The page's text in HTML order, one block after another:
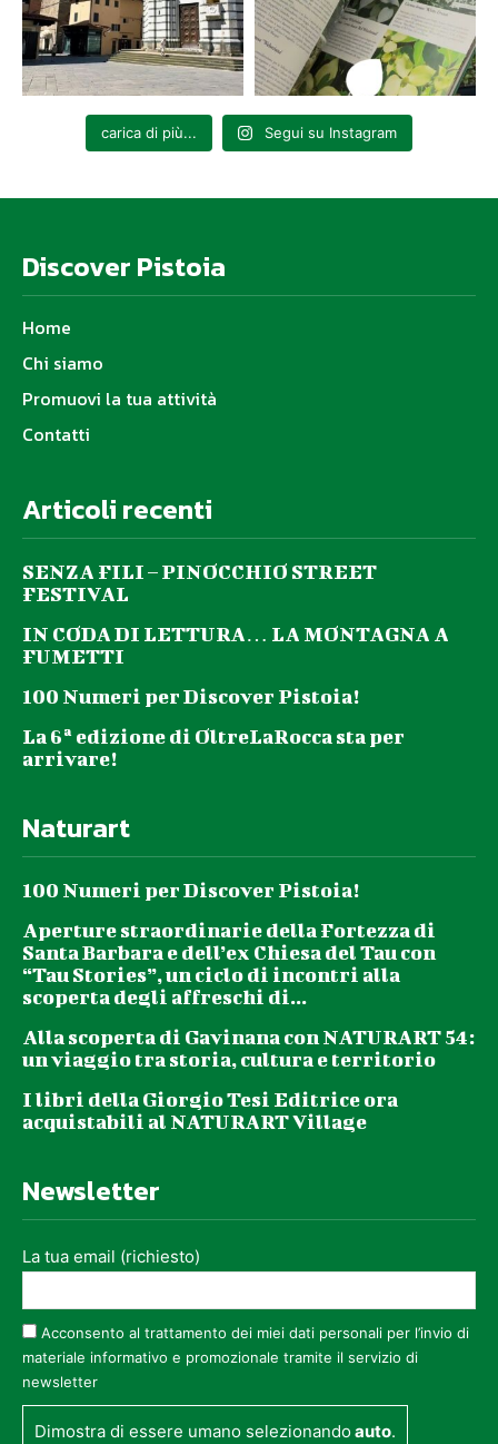
carica di più... Segui su Instagram
Discover Pistoia
Home
Chi siamo
Promuovi la tua attività
Contatti
Articoli recenti
SENZA FILI – PINOCCHIO STREET
FESTIVAL
IN CODA DI LETTURA… LA MONTAGNA A
FUMETTI
100 Numeri per Discover Pistoia!
La 6ª edizione di OltreLaRocca sta per
arrivare!
Naturart
100 Numeri per Discover Pistoia!
Aperture straordinarie della Fortezza di
Santa Barbara e dell’ex Chiesa del Tau con
“Tau Stories”, un ciclo di incontri alla
scoperta degli affreschi di...
Alla scoperta di Gavinana con NATURART 54:
un viaggio tra storia, cultura e territorio
I libri della Giorgio Tesi Editrice ora
acquistabili al NATURART Village
Newsletter
La tua email (richiesto)
Acconsento al trattamento dei miei dati personali per l’invio di
materiale informativo e promozionale tramite il servizio di
newsletter
Dimostra di essere umano selezionandoauto.